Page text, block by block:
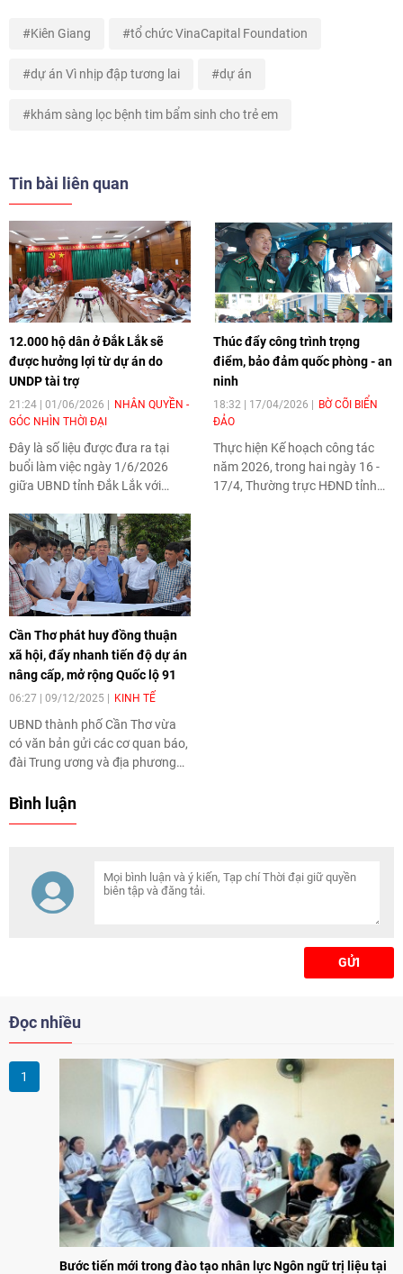
Kiên Giang tổ chức VinaCapital Foundation
dự án Vì nhịp đập tương lai dự án
khám sàng lọc bệnh tim bẩm sinh cho trẻ em
Tin bài liên quan
12.000 hộ dân ở Đắk Lắk sẽ
được hưởng lợi từ dự án do
UNDP tài trợ
21:24 | 01/06/2026
NHÂN QUYỀN -
GÓC NHÌN THỜI ĐẠI
Đây là số liệu được đưa ra tại
buổi làm việc ngày 1/6/2026
giữa UBND tỉnh Đắk Lắk với
tượng Thủy văn (Bộ Nông
nghiệp và Môi trường) và
Chương trình Phát triển Liên
hợp quốc (UNDP) về đề xuất dự
án "Thí điểm tích hợp từ lưu vực
đến ven biển ứng phó tổn thất
và thiệt hại theo cơ chế kích
hoạt rủi ro khí hậu tại tỉnh Đắk
Lắk, Việt Nam".
Thúc đẩy công trình trọng
điểm, bảo đảm quốc phòng - an
ninh
18:32 | 17/04/2026
BỜ CÕI BIỂN
ĐẢO
Thực hiện Kế hoạch công tác
năm 2026, trong hai ngày 16 -
17/4, Thường trực HĐND tỉnh
Cần Thơ phát huy đồng thuận
xã hội, đẩy nhanh tiến độ dự án
nâng cấp, mở rộng Quốc lộ 91
06:27 | 09/12/2025 KINH TẾ
UBND thành phố Cần Thơ vừa
có văn bản gửi các cơ quan báo,
đài Trung ương và địa phương
đẩy mạnh tuyên truyền về dự án
người dân, sớm bàn giao mặt
bằng để triển khai thi công và
đảm bảo tiến độ thực hiện dự án
Bình luận
GỬI
Đọc nhiều
Bước tiến mới trong đào tạo nhân lực Ngôn ngữ trị liệu tại